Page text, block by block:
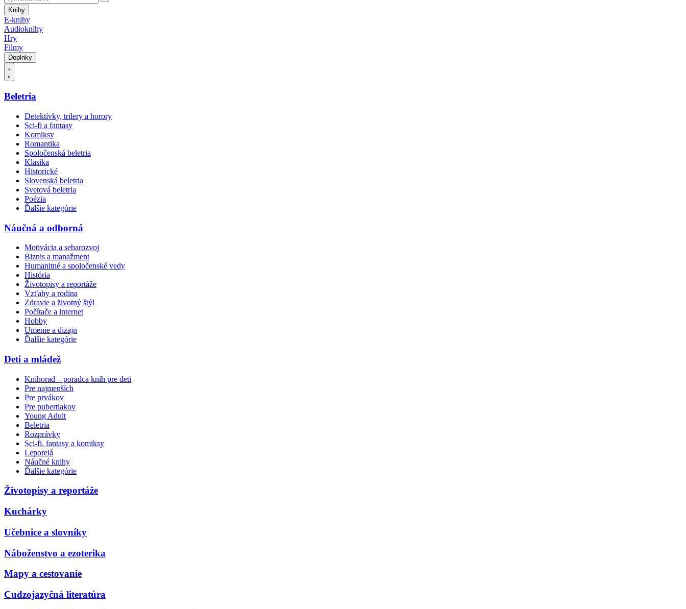
Knihy
E-knihy
Audioknihy
Hry
Filmy
Doplnky
Beletria
Detektívky, trilery a horory
Sci-fi a fantasy
Komiksy
Romantika
Spoločenská beletria
Klasika
Historické
Slovenská beletria
Svetová beletria
Poézia
Ďalšie kategórie
Náučná a odborná
Motivácia a sebarozvoj
Biznis a manažment
Humanitné a spoločenské vedy
História
Životopisy a reportáže
Vzťahy a rodina
Zdravie a životný štýl
Počítače a internet
Hobby
Umenie a dizajn
Ďalšie kategórie
Deti a mládež
Knihorad – poradca kníh pre deti
Pre najmenších
Pre prvákov
Pre pubertiakov
Young Adult
Beletria
Rozprávky
Sci-fi, fantasy a komiksy
Leporelá
Náučné knihy
Ďalšie kategórie
Životopisy a reportáže
Kuchárky
Učebnice a slovníky
Náboženstvo a ezoterika
Mapy a cestovanie
Cudzojazyčná literatúra